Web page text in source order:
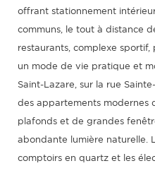
offrant stationnement
communs, le tout à distance
restaurants, complexe
un mode de vie pratique et
Saint-Lazare, sur la rue
des appartements modernes
plafonds et de grandes
abondante lumière naturelle.
comptoirs en quartz et les